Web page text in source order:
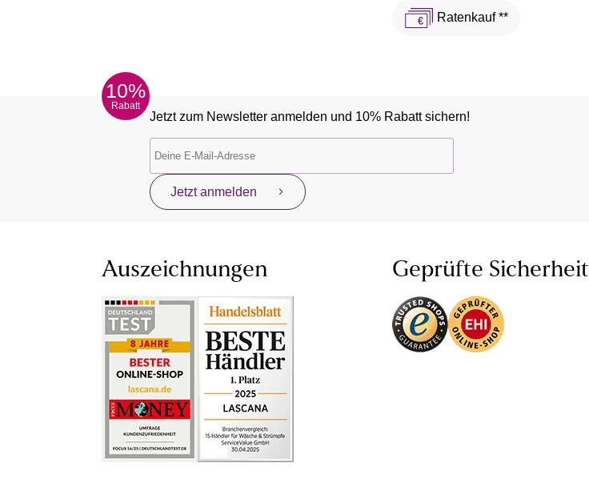
Ratenkauf **
10%
Rabatt
Jetzt zum Newsletter anmelden und 10% Rabatt sichern!
Jetzt anmelden
Auszeichnungen Geprüfte Sicherheit